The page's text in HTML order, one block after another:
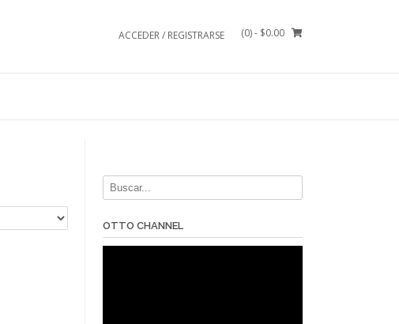
ACCEDER / REGISTRARSE (0)- $0.00
OTTO CHANNEL